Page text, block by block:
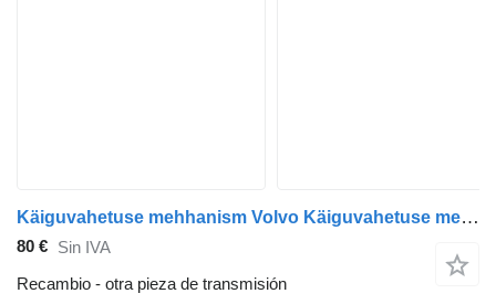
Käiguvahetuse mehhanism Volvo Käiguvahetuse mehhanism 20853438 para Volvo FE280 camión
80 € Sin IVA
Recambio - otra pieza de transmisión